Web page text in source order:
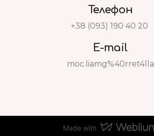
Телефон
+38 (093) 190 40 20
E-mail
moc.liamg%40rret4lla
Made with